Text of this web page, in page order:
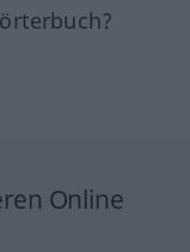
Online